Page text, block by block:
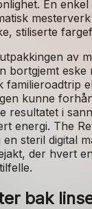
En
stiliserte
av
bortgjemt eske
familieroadtrip
kunne
resultatet i
energi. The
steril digital
der hvert
bak